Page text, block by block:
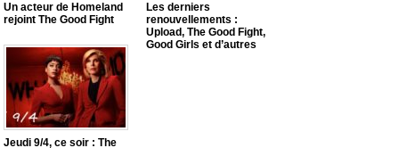
Un acteur de Homeland
rejoint The Good Fight
Les derniers
renouvellements :
Upload, The Good Fight,
Good Girls et d’autres
Jeudi 9/4, ce soir : The